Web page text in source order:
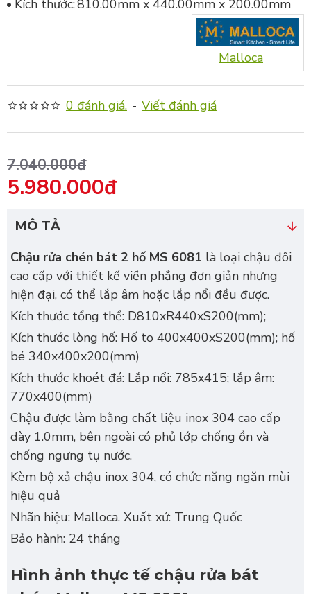
Kích thước:810.00mm x 440.00mm x 200.00mm
Malloca
0 đánh giá. - Viết đánh giá
5.980.000đ
7.040.000đ
MÔ TẢ
Chậu rửa chén bát 2 hố MS 6081 là loại chậu đôi
cao cấp với thiết kế viền phẳng đơn giản nhưng
hiện đại, có thể lắp âm hoặc lắp nổi đều được.
Kích thước tổng thể: D810xR440xS200(mm);
Kích thước lòng hố: Hố to 400x400xS200(mm); hố
bé 340x400x200(mm)
Kích thước khoét đá: Lắp nổi: 785x415; lắp âm:
770x400(mm)
Chậu được làm bằng chất liệu inox 304 cao cấp
dày 1.0mm, bên ngoài có phủ lớp chống ồn và
chống ngưng tụ nước.
Kèm bộ xả chậu inox 304, có chức năng ngăn mùi
hiệu quả
Nhãn hiệu: Malloca. Xuất xứ: Trung Quốc
Bảo hành: 24 tháng
Hình ảnh thực tế chậu rửa bát